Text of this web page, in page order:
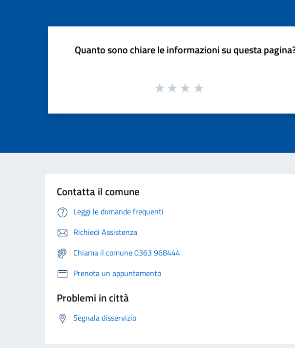
Quanto sono chiare le informazioni su questa
Contatta il comune
Leggi le domande frequenti
Richiedi Assistenza
Chiama il comune 0363 968444
Prenota un appuntamento
Problemi in città
Segnala disservizio